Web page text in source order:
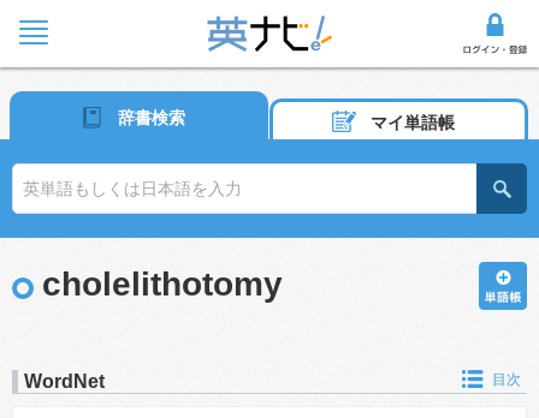
辞書検索 マイ単語帳
cholelithotomy
WordNet 目次